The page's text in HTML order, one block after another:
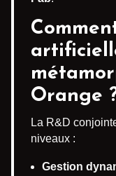
Orange
La R&D
niveaux :
Gestion